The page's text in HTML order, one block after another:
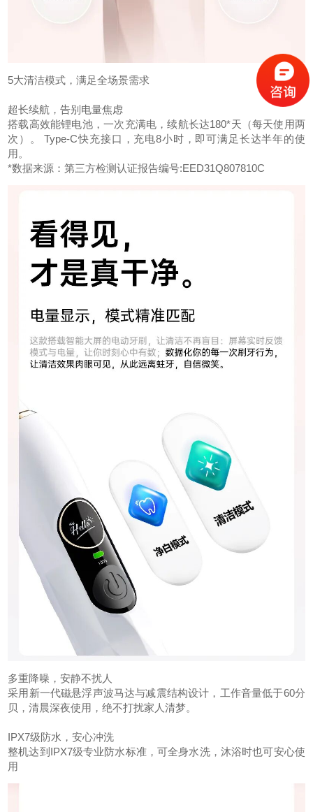
5大清洁模式，满足全场景需求
超长续航，告别电量焦虑
搭载高效能锂电池，一次充满电，续航长达180*天（每天使用两
次）。 Type-C快充接口，充电8小时，即可满足长达半年的使
用。
*数据来源：第三方检测认证报告编号:EED31Q807810C
多重降噪，安静不扰人
采用新一代磁悬浮声波马达与减震结构设计，工作音量低于60分
贝，清晨深夜使用，绝不打扰家人清梦。
IPX7级防水，安心冲洗
整机达到IPX7级专业防水标准，可全身水洗，沐浴时也可安心使
用